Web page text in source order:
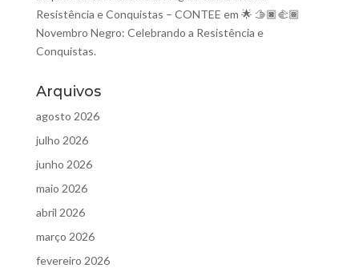
Resistência e Conquistas – CONTEE em 🌟 🫱🏿‍🫲🏾
Novembro Negro: Celebrando a Resistência e
Conquistas.
Arquivos
agosto 2026
julho 2026
junho 2026
maio 2026
abril 2026
março 2026
fevereiro 2026